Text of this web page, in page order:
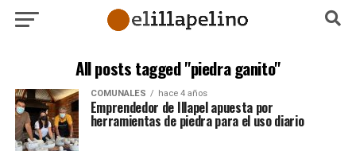
All posts tagged "piedra ganito"
COMUNALES hace 4 años
Emprendedor de Illapel apuesta por
herramientas de piedra para el uso diario